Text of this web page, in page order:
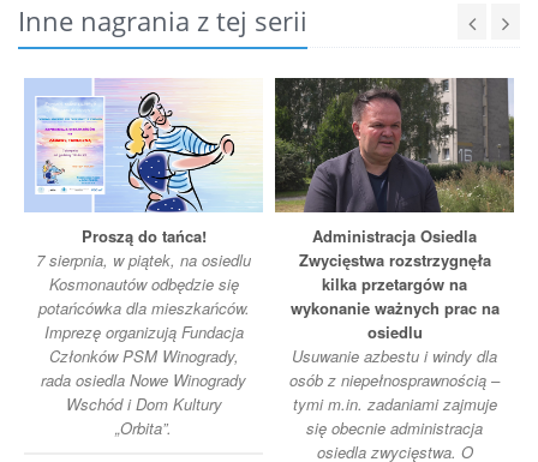
Inne nagrania z tej serii
Proszą do tańca!
7 sierpnia, w piątek, na osiedlu
Kosmonautów odbędzie się
potańcówka dla mieszkańców.
Imprezę organizują Fundacja
Członków PSM Winogrady,
rada osiedla Nowe Winogrady
Wschód i Dom Kultury
„Orbita”.
Administracja Osiedla
Zwycięstwa rozstrzygnęła
kilka przetargów na
wykonanie ważnych prac na
osiedlu
Usuwanie azbestu i windy dla
osób z niepełnosprawnością –
tymi m.in. zadaniami zajmuje
się obecnie administracja
osiedla zwycięstwa. O